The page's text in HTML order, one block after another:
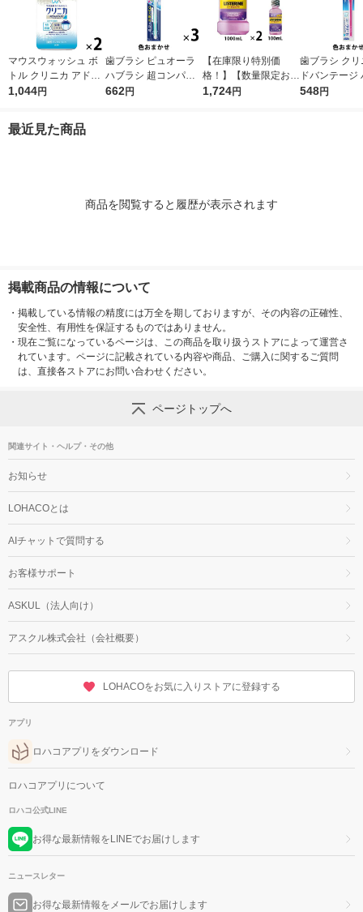
マウスウォッシュ ボ
トル クリニカ アドバ
ンテージ デンタルリ
1セット（2本） ライ
1,044円
歯ブラシ ピュオーラ
ハブラシ 超コンパク
ト ふつう 1セット（3
662円
【在庫限り特別価
格！】【数量限定お得
セット】リステリン
1,724円
歯ブラシ クリ
ドバンテージ
シ 4列 超コン
548円
最近見た商品
商品を閲覧すると履歴が表示されます
掲載商品の情報について
・ 掲載している情報の精度には万全を期しておりますが、その内容の正確性、
安全性、有用性を保証するものではありません。
・ 現在ご覧になっているページは、この商品を取り扱うストアによって運営さ
れています。ページに記載されている内容や商品、ご購入に関するご質問
は、直接各ストアにお問い合わせください。
ページトップへ
関連サイト・ヘルプ・その他
お知らせ
LOHACOとは
AIチャットで質問する
お客様サポート
ASKUL（法人向け）
アスクル株式会社（会社概要）
LOHACOをお気に入りストアに登録する
アプリ
ロハコアプリをダウンロード
ロハコアプリについて
ロハコ公式LINE
お得な最新情報をLINEでお届けします
ニュースレター
お得な最新情報をメールでお届けします